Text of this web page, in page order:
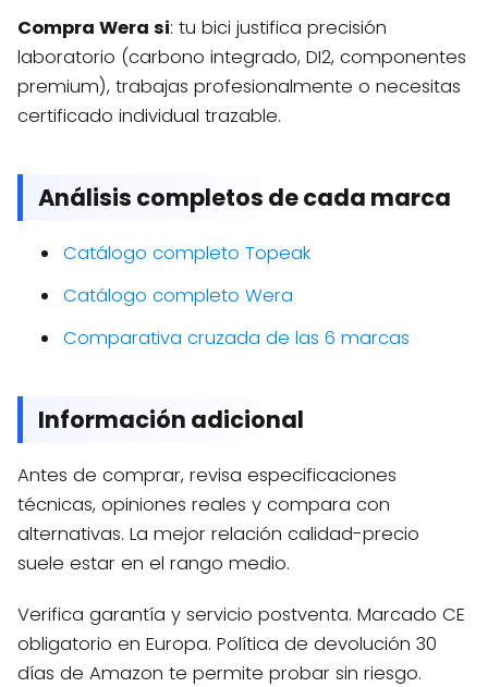
Compra Wera si: tu bici justifica precisión
laboratorio (carbono integrado, DI2, componentes
premium), trabajas profesionalmente o necesitas
certificado individual trazable.
Análisis completos de cada marca
Catálogo completo Topeak
Catálogo completo Wera
Comparativa cruzada de las 6 marcas
Información adicional
Antes de comprar, revisa especificaciones
técnicas, opiniones reales y compara con
alternativas. La mejor relación calidad-precio
suele estar en el rango medio.
Verifica garantía y servicio postventa. Marcado CE
obligatorio en Europa. Política de devolución 30
días de Amazon te permite probar sin riesgo.